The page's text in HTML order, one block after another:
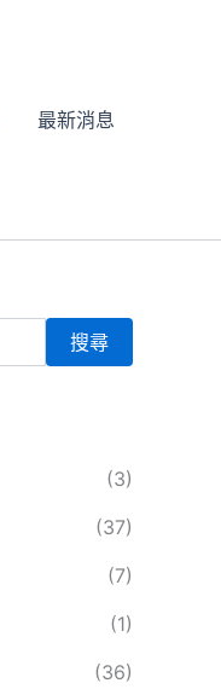
最新消息
搜尋
(3)
(37)
(7)
(1)
(36)